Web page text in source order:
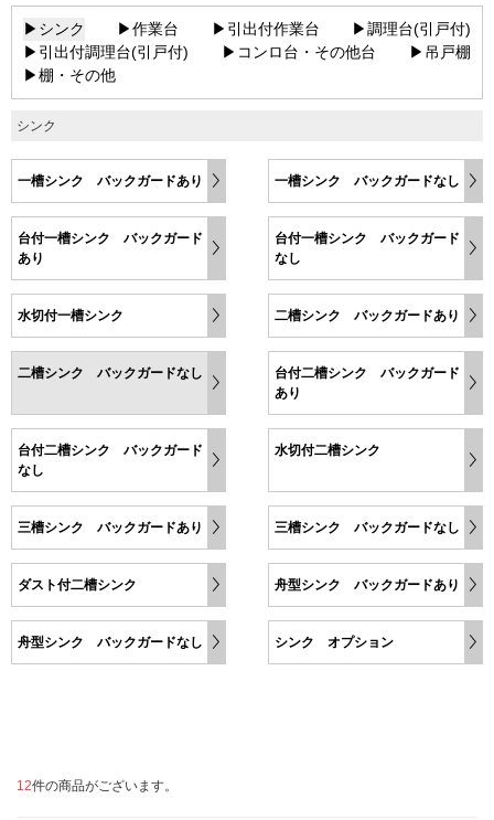
▶シンク ▶作業台 ▶引出付作業台
▶調理台(引戸付)
▶引出付調理台(引戸付)
▶コンロ台・その他台
▶吊戸棚
▶棚・その他
シンク
一槽シンク バックガードあり 一槽シンク バックガードなし
台付一槽シンク バックガード
あり
台付一槽シンク バックガード
なし
水切付一槽シンク 二槽シンク バックガードあり
二槽シンク バックガードなし
台付二槽シンク バックガード
あり
台付二槽シンク バックガード
なし
水切付二槽シンク
三槽シンク バックガードあり 三槽シンク バックガードなし
ダスト付二槽シンク 舟型シンク バックガードあり
舟型シンク バックガードなし シンク オプション
12件の商品がございます。